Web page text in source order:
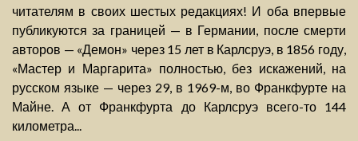
читателям в своих шестых редакциях! И оба впервые
публикуются за границей — в Германии, после смерти
авторов — «Демон» через 15 лет в Карлсруэ, в 1856 году,
«Мастер и Маргарита» полностью, без искажений, на
русском языке — через 29, в 1969-м, во Франкфурте на
Майне. А от Франкфурта до Карлсруэ всего-то 144
километра...